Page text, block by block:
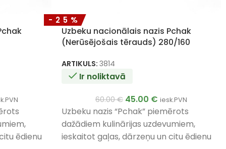
ēdienu
-25%
Uzbeku nacionālais nazis Pchak
(Nerūsējošais tērauds) 280/160
ARTIKULS: 3814
Ir noliktavā
60.00€ 45.00 € iesk.PVN
Uzbeku nazis “Pchak” piemērots
dažādiem kulinārijas uzdevumiem,
ieskaitot gaļas, dārzeņu un citu ēdienu